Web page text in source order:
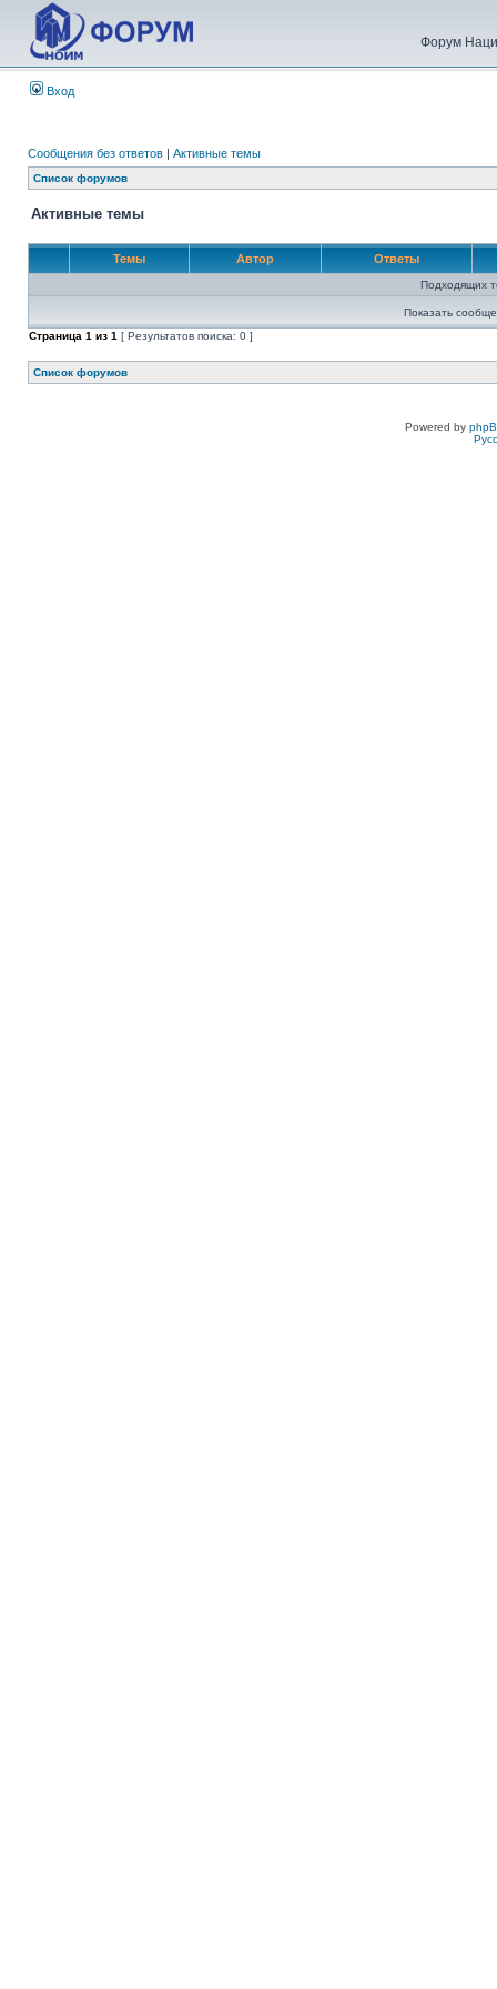
Форум
Вход
Сообщения без ответов | Активные темы
Список форумов
Активные темы
Темы Автор Ответы
Подходящих
Показать
Страница 1 из 1 [ Результатов поиска: 0 ]
Список форумов
Powered by